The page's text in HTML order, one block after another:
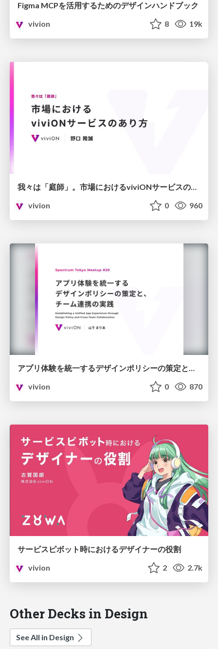
Figma MCPを活用するためのデザインハンドブック
vivion
8 19k
vivion
0 960
アプリ体験を統一するデザインポリシーの策定と、チーム連携の実践【Spectrum Tokyo Meetup #20】
vivion
0 870
サービスピボット時におけるデザイナーの役割
vivion
2 2.7k
Other Decks in Design
See All in Design